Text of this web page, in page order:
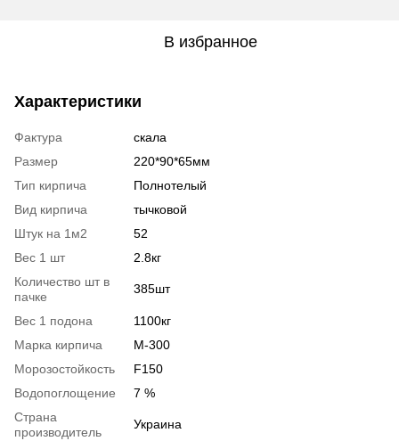
В избранное
Характеристики
Фактура
скала
Размер
220*90*65мм
Тип кирпича
Полнотелый
Вид кирпича
тычковой
Штук на 1м2
52
Вес 1 шт
2.8кг
Количество шт в
пачке
385шт
Вес 1 подона
1100кг
Марка кирпича
М-300
Морозостойкость
F150
Водопоглощение
7 %
Страна
производитель
Украина